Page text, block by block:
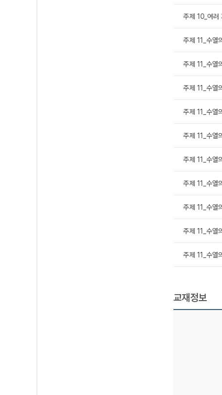
주제 10_여
주제 11_수
주제 11_수
주제 11_수
주제 11_수
주제 11_수
주제 11_수
주제 11_수
주제 11_수
주제 11_수
주제 11_수
교재정보